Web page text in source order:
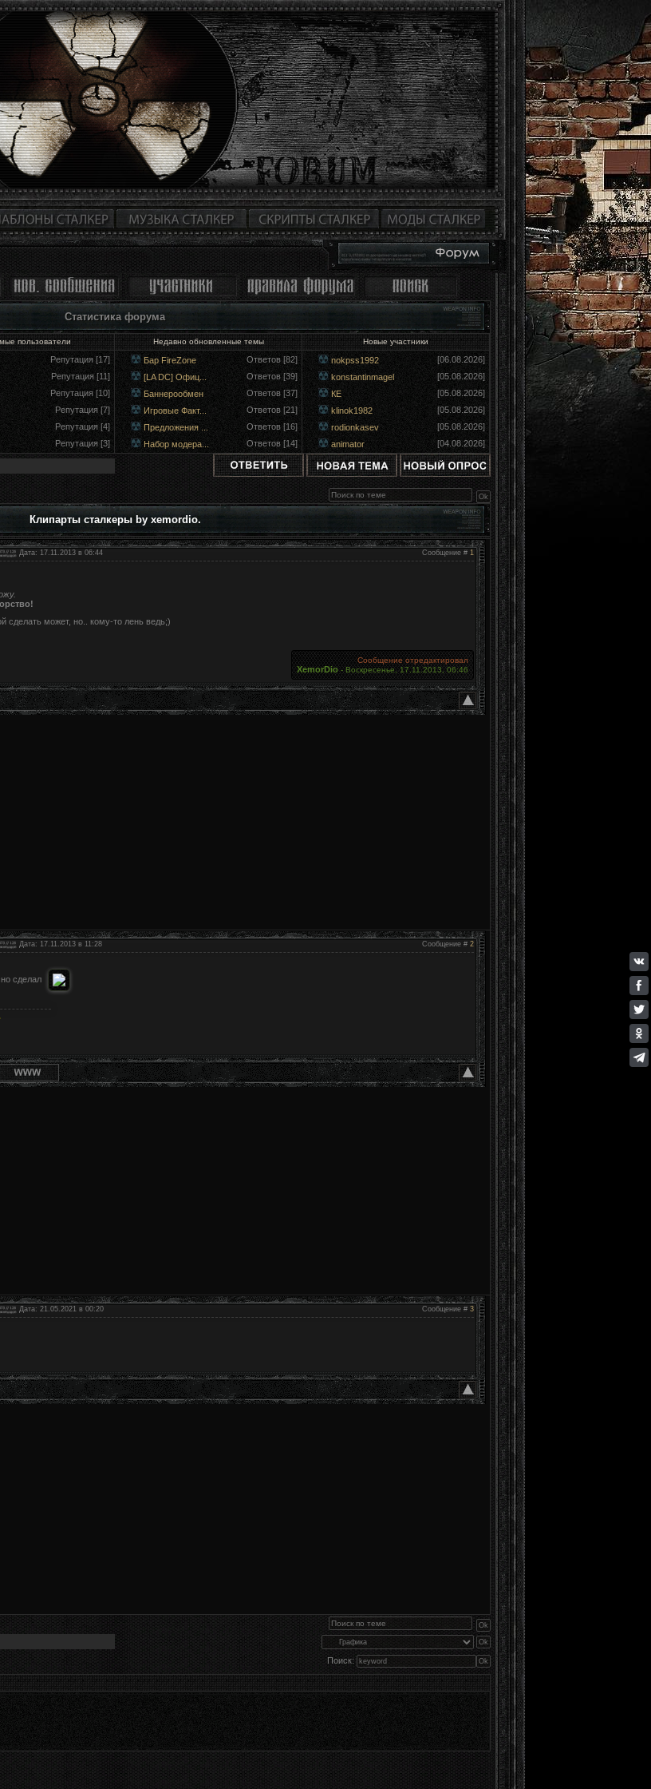
Статистика форума
пользователи Недавно обновленные темы Новые участники
Репутация [17]
Репутация [11]
Репутация [10]
Репутация [7]
Репутация [4]
Репутация [3]
Бар FireZone
Ответов [82]
[LA DC] Офиц...
Ответов [39]
Баннерообмен
Ответов [37]
Игровые Факт...
Ответов [21]
Предложения ...
Ответов [16]
Набор модера...
Ответов [14]
nokpss1992
[06.08.2026]
konstantinmagel
[05.08.2026]
КЕ
[05.08.2026]
klinok1982
[05.08.2026]
rodionkasev
[05.08.2026]
animator
[04.08.2026]
Клипарты сталкеры by xemordio.
Сообщение # 1
Дата: 17.11.2013 в 06:44
сделать может, но.. кому-то лень ведь;)
Сообщение отредактировал
XemorDio -Воскресенье, 17.11.2013, 06:46
Сообщение # 2
Дата: 17.11.2013 в 11:28
сделал
Сообщение # 3
Дата: 21.05.2021 в 00:20
Поиск: